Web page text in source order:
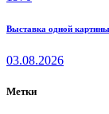
Выставка одной
03.08.2026
Метки